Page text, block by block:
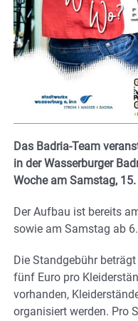
Das Badria-Team
in der Wasserburger
Woche am Samstag,
Der Aufbau ist bereits
sowie am Samstag ab
Die Standgebühr
fünf Euro pro
vorhanden,
organisiert werden. Pro